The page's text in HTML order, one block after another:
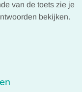
van de toets zie je
bekijken.